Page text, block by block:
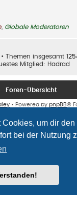
um dir den
bei der Nutzung
Globale Moderatoren
• Themen insgesamt
Mitglied: Hadrad
Foren-Übersicht
• Powered by phpBB®
Deutsche